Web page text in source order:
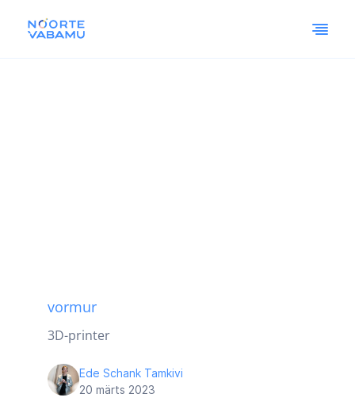
vormur
3D-printer
Ede Schank Tamkivi
20 märts 2023